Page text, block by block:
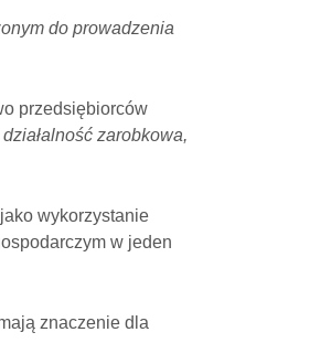
do prowadzenia
przedsiębiorców
zarobkowa,
wykorzystanie
w jeden
znaczenie dla